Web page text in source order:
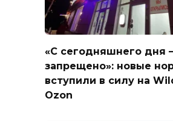
«С сегодняшнего дня
запрещено»: новые
вступили в силу на
Ozon